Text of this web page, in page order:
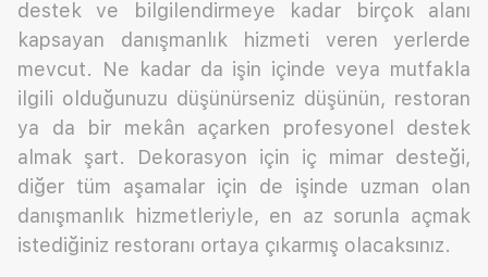
destek ve bilgilendirmeye kadar birçok alanı
kapsayan danışmanlık hizmeti veren yerlerde
mevcut. Ne kadar da işin içinde veya mutfakla
ilgili olduğunuzu düşünürseniz düşünün, restoran
ya da bir mekân açarken profesyonel destek
almak şart. Dekorasyon için iç mimar desteği,
diğer tüm aşamalar için de işinde uzman olan
danışmanlık hizmetleriyle, en az sorunla açmak
istediğiniz restoranı ortaya çıkarmış olacaksınız.